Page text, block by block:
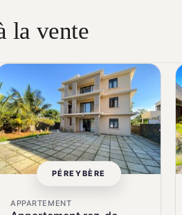
la vente
PÉREYBÈRE
APPARTEMENT